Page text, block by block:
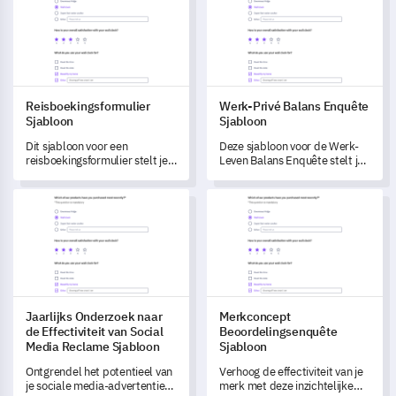
compensatie en
managementbeleid te peilen.
Reisboekingsformulier
Sjabloon
Dit sjabloon voor een
reisboekingsformulier stelt je
klanttevredenheid te meten
en hun reisvoorkeuren te
begrijpen.
Werk-Privé Balans Enquête
Sjabloon
Deze sjabloon voor de Werk-
Leven Balans Enquête stelt je
perspectieven te ontdekken
over de werk-levenintegratie
van je werknemers.
Jaarlijks Onderzoek naar de Effectiviteit van Social Media
Jaarlijks Onderzoek naar
de Effectiviteit van Social
Media Reclame Sjabloon
Ontgrendel het potentieel van
je sociale media-advertenties
Merkconcept
Merkconcept
Beoordelingsenquête
Sjabloon
Verhoog de effectiviteit van je
merk met deze inzichtelijke